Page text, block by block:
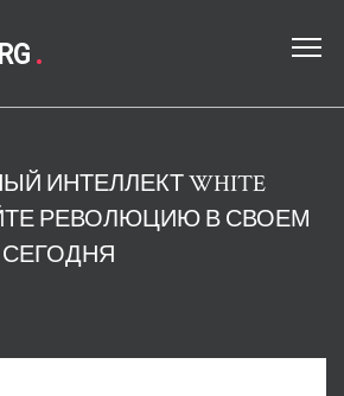
.
ИНТЕЛЛЕКТ WHITE
РЕВОЛЮЦИЮ В СВОЕМ